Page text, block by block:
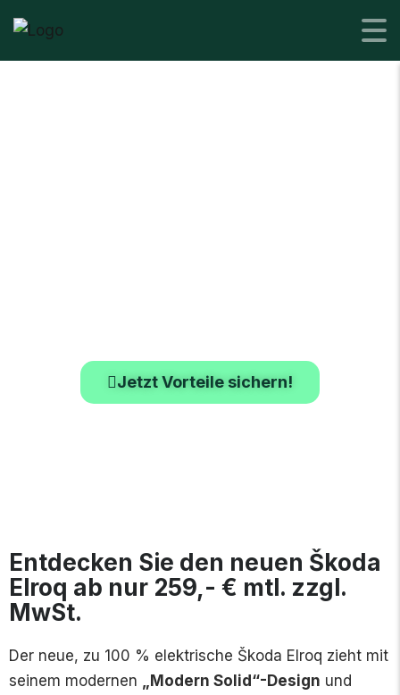
Jetzt Vorteile sichern!
Entdecken Sie den neuen Škoda
Elroq ab nur 259,- € mtl. zzgl.
MwSt.
Der neue, zu 100 % elektrische Škoda Elroq zieht mit
seinem modernen
„Modern Solid“-Design und